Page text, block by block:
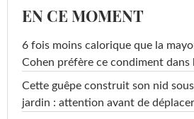
EN CE MOMENT
6 fois moins calorique que la
Cohen préfère ce condiment dans
Cette guêpe construit son nid
jardin : attention avant de